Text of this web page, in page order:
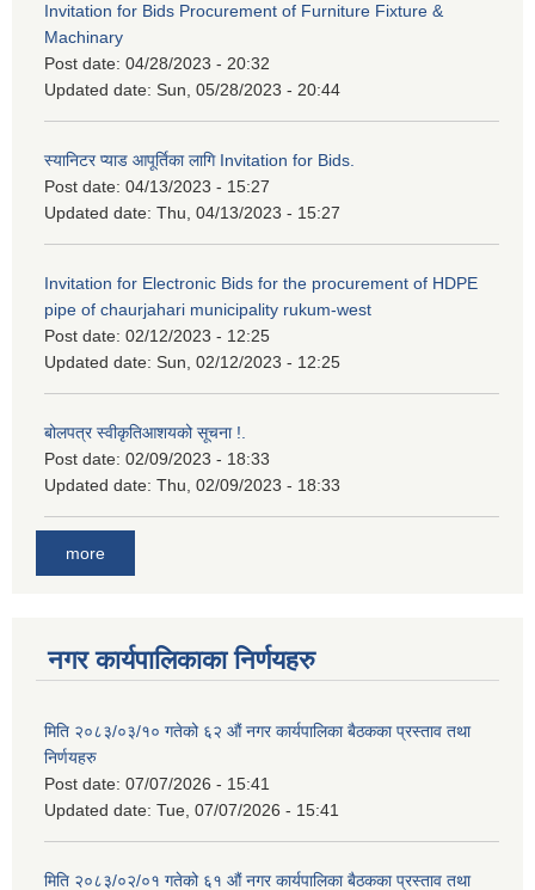
Invitation for Bids Procurement of Furniture Fixture &
Machinary
Post date: 04/28/2023 - 20:32
Updated date: Sun, 05/28/2023 - 20:44
स्यानिटर प्याड आपूर्तिका लागि Invitation for Bids.
Post date: 04/13/2023 - 15:27
Updated date: Thu, 04/13/2023 - 15:27
Invitation for Electronic Bids for the procurement of HDPE
pipe of chaurjahari municipality rukum-west
Post date: 02/12/2023 - 12:25
Updated date: Sun, 02/12/2023 - 12:25
बोलपत्र स्वीकृतिआशयको सूचना !.
Post date: 02/09/2023 - 18:33
Updated date: Thu, 02/09/2023 - 18:33
more
नगर कार्यपालिकाका निर्णयहरु
मिति २०८३/०३/१० गतेको ६२ औं नगर कार्यपालिका बैठकका प्रस्ताव तथा
निर्णयहरु
Post date: 07/07/2026 - 15:41
Updated date: Tue, 07/07/2026 - 15:41
मिति २०८३/०२/०१ गतेको ६१ औं नगर कार्यपालिका बैठकका प्रस्ताव तथा